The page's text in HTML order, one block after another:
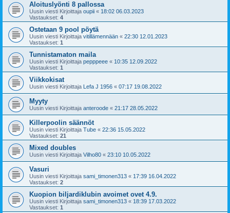
Aloituslyönti 8 pallossa
Uusin viesti Kirjoittaja oupii « 18:02 06.03.2023
Vastaukset: 4
Ostetaan 9 pool pöytä
Uusin viesti Kirjoittaja vitillämennään « 22:30 12.01.2023
Vastaukset: 1
Tunnistamaton maila
Uusin viesti Kirjoittaja pepppeee « 10:35 12.09.2022
Vastaukset: 1
Viikkokisat
Uusin viesti Kirjoittaja Lefa J 1956 « 07:17 19.08.2022
Myyty
Uusin viesti Kirjoittaja anteroode « 21:17 28.05.2022
Killerpoolin säännöt
Uusin viesti Kirjoittaja Tube « 22:36 15.05.2022
Vastaukset: 21
Mixed doubles
Uusin viesti Kirjoittaja Vilho80 « 23:10 10.05.2022
Vasuri
Uusin viesti Kirjoittaja sami_timonen313 « 17:39 16.04.2022
Vastaukset: 2
Kuopion biljardiklubin avoimet ovet 4.9.
Uusin viesti Kirjoittaja sami_timonen313 « 18:39 17.03.2022
Vastaukset: 1